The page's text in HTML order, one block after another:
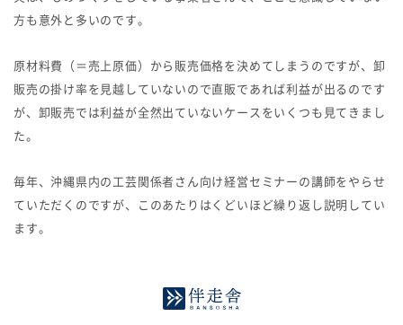
方も意外と多いのです。
原材料費（＝売上原価）から販売価格を決めてしまうのですが、卸
販売の掛け率を見越していないので直販であれば利益が出るのです
が、卸販売では利益が全然出ていないケースをいくつも見てきまし
た。
毎年、沖縄県内の工芸関係者さん向け経営セミナーの講師をやらせ
ていただくのですが、このあたりはくどいほど繰り返し説明してい
ます。